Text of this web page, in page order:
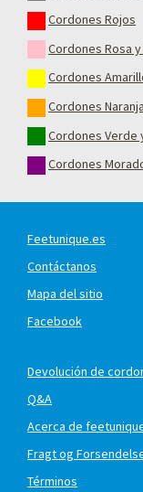
Cordones Rojos
Cordones Rosa y
Cordones
Cordones
Cordones Verde
Cordones
Feetunique.es
Contáctanos
Mapa del sitio
Facebook
Devolución de
Q&A
Acerca de
Fragt og
Términos